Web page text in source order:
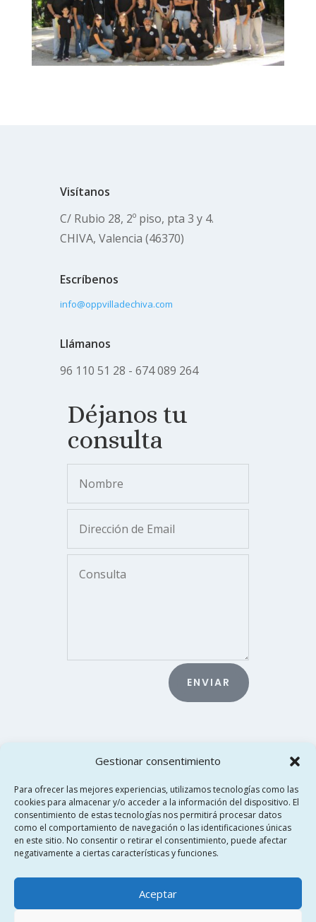
Gestionar consentimiento
Para ofrecer las mejores experiencias, utilizamos tecnologías como las
cookies para almacenar y/o acceder a la información del dispositivo. El
consentimiento de estas tecnologías nos permitirá procesar datos
como el comportamiento de navegación o las identificaciones únicas
en este sitio. No consentir o retirar el consentimiento, puede afectar
negativamente a ciertas características y funciones.
Aceptar
Visítanos
C/ Rubio 28, 2º piso, pta 3 y 4.
CHIVA, Valencia (46370)
Escríbenos
info@oppvilladechiva.com
Llámanos
96 110 51 28 - 674 089 264
Déjanos tu
consulta
ENVIAR
© Orquesta Pulso y Púa, Villa de Chiva